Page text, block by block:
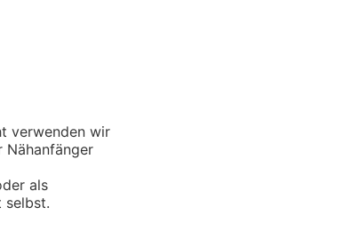
verwenden wir
Nähanfänger
als
selbst.